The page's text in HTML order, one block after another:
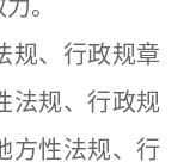
。
规、行政规章
法规、行政规
方性法规、行